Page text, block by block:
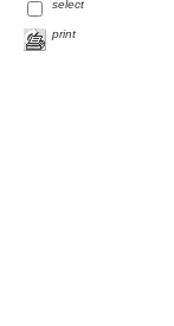
select
print